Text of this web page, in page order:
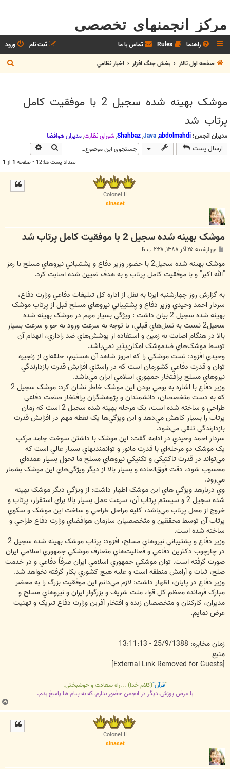
مرکز انجمنهای تخصصی
راهنما Rules تماس با ما ورود
ثبت نام
صفحه اول تالار
بخش جنگ افزار اخبار نظامي
س
موشک بهينه‌ شده سجيل 2 با موفقيت کامل
پرتاب شد
مدیران انجمن: abdolmahdi
,
Java
,
Shahbaz
,شوراي نظارت,مديران هوافضا
ارسال پست جستجو
تعداد پست ها:12 • صفحه 1 از 1
Colonel II
sinaset
موشک بهينه‌ شده سجيل 2 با موفقيت کامل پرتاب شد
س
ت
چهارشنبه ۲۵ آذر ۱۳۸۸, ۲:۲۸ ب.ظ
موشک بهينه شده سجيل2 با حضور وزير دفاع و پشتيباني نيروهاي مسلح با رمز
"الله اکبر" و با موفقيت کامل پرتاب و به هدف تعيين شده اصابت کرد.
به گزارش روز چهارشنبه ايرنا به نقل از اداره کل تبليغات دفاعي وزارت دفاع،
سردار احمد وحيدي وزير دفاع و پشتيباني نيروهاي مسلح قبل از پرتاب موشک
بهينه شده سجيل 2 بيان داشت : ويژگي بسيار مهم در موشک بهينه شده
سجيل2 نسبت به نسل‌هاي قبلي، با توجه به سرعت ورود به جو و سرعت بسيار
بالا در هنگام اصابت به زمين و استفاده از پوشش‌هاي ضد راداري، انهدام آن
توسط موشک‌هاي ضدموشک امکان‌پذير نمي‌باشد.
وحيدي افزود: تست موشکي را که امروز شاهد آن هستيم، حلقه‌اي از زنجيره
توان و قدرت دفاعي کشورمان است که در راستاي افزايش قدرت بازدارندگي
نيروهاي مسلح پرافتخار جمهوري اسلامي ايران مي‌باشد.
وزير دفاع با اشاره به بومي بودن اين موشک خاطر نشان کرد: موشک سجيل 2
که به دست متخصصان، دانشمندان و پژوهشگران پرافتخار صنعت دفاعي
طراحي و ساخته شده است، يک مرحله بهينه شده سجيل 2 است که زمان
پرتاب را بسيار کاهش مي‌دهد و اين ويژگي‌ها يک نقطه مهم در افزايش قدرت
بازدارندگي تلقي مي‌شود.
سردار احمد وحيدي در ادامه گفت: اين موشک با داشتن سوخت جامد مرکب
يک موشک دو مرحله‌اي با قدرت مانور و توانمنديهاي بسيار عالي است که
مي‌تواند در قدرت تاکتيکي و تکنيکي نيروهاي مسلح ما تحول بسيار عمده‌اي
محسوب شود، دقت فوق‌العاده و بسيار بالا از ديگر ويژگي‌هاي اين موشک بشمار
مي‌رود.
وي دربارهد ويژگي هاي اين موشک اظهار داشت:‌ از ويژگي ديگر موشک بهينه
شده سجيل 2 و سيستم پرتاب آن، سرعت عمل بسيار بالا براي استقرار، پرتاب و
خروج از محل پرتاب مي‌باشد، کليه مراحل طراحي و ساخت اين موشک و سکوي
پرتاب آن توسط محققين و متخصصيان سازمان هوافضاي وزارت دفاع طراحي و
ساخته شده است.
وزير دفاع و پشتيباني نيروهاي مسلح، افزود: پرتاب موشک بهينه شده سجيل 2
در چارچوب دکترين دفاعي و فعاليت‌هاي متعارف موشکي جمهوري اسلامي ايران
صورت گرفته است. توان موشکي جمهوري اسلامي ايران صرفاً دفاعي و در خدمت
صلح، ثبات و آرامش منطقه است و عليه هيچ کشوري بکار گرفته نخواهد شد.
وزير دفاع در پايان، اظهار داشت: لازم مي‌دانم اين موفقيت بزرگ را به محضر
مبارک فرمانده معظم کل قوا، ملت شريف و بزرگوار ايران و نيروهاي مسلح و
مديران، کارکنان و متخصصان زبده و افتخار آفرين وزارت دفاع تبريک و تهنيت
عرض نمايم.
زمان مخابره: 25/9/1388 - 13:11:13
منبع
[External Link Removed for Guests]
"قرآن"(کلام خدا) ...راه سعادت و خوشبختی.
با عرض پوزش،دیگر در انجمن حضور ندارم،که به پیام ها پاسخ بدم.
Colonel II
sinaset